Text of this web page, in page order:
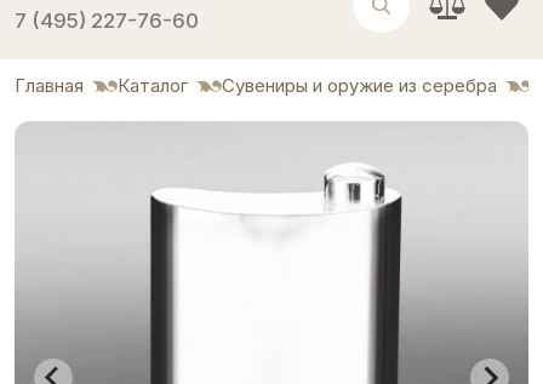
7 (495) 227-76-60
Главная Каталог Сувениры и оружие из серебра